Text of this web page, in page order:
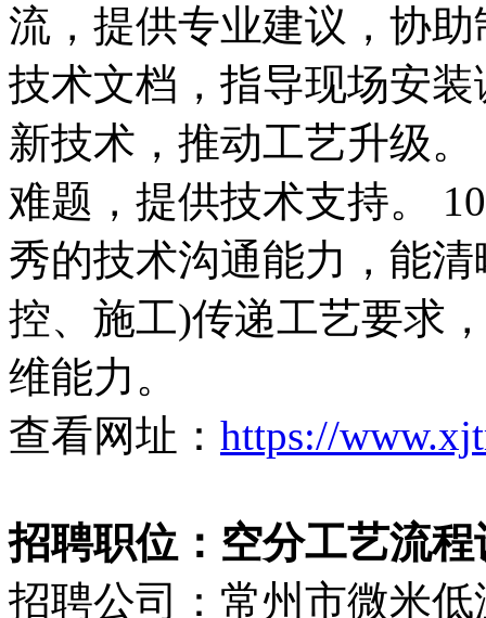
流，提供专业建议，协
技术文档，指导现场安
新技术，推动工艺升级
难题，提供技术支持。
秀的技术沟通能力，能
控、施工)传递工艺要求
维能力。
查看网址： https://
招聘职位：空分工艺流
招聘公司：常州市微米